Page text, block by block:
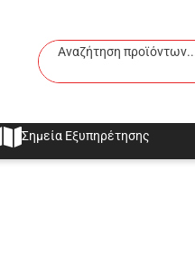
Αναζήτηση
Σημεία Εξυπηρέτησης